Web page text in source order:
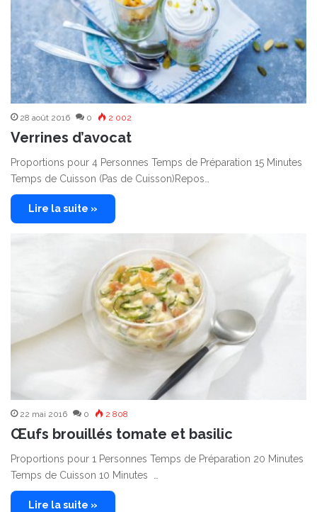
28 août 2016 0 2 002
Verrines d’avocat
Proportions pour 4 Personnes Temps de Préparation 15 Minutes
Temps de Cuisson (Pas de Cuisson)Repos…
Lire la suite »
22 mai 2016 0 2 808
Œufs brouillés tomate et basilic
Proportions pour 1 Personnes Temps de Préparation 20 Minutes
Temps de Cuisson 10 Minutes …
Lire la suite »